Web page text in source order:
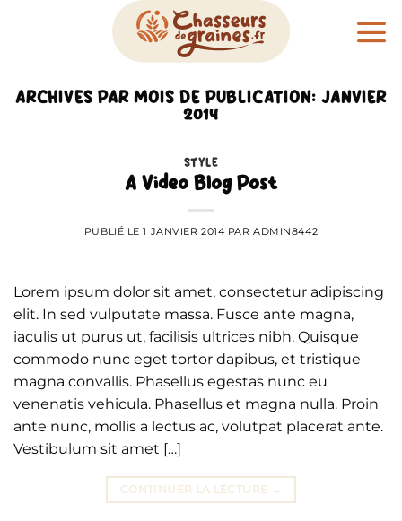
ARCHIVES PAR MOIS DE PUBLICATION:JANVIER
2014
STYLE
A Video Blog Post
PUBLIÉ LE1 JANVIER 2014 PARADMIN8442
Lorem ipsum dolor sit amet, consectetur adipiscing
elit. In sed vulputate massa. Fusce ante magna,
iaculis ut purus ut, facilisis ultrices nibh. Quisque
commodo nunc eget tortor dapibus, et tristique
magna convallis. Phasellus egestas nunc eu
venenatis vehicula. Phasellus et magna nulla. Proin
ante nunc, mollis a lectus ac, volutpat placerat ante.
Vestibulum sit amet […]
CONTINUER LA LECTURE →